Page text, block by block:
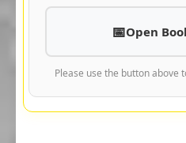
Open
Please use the button above